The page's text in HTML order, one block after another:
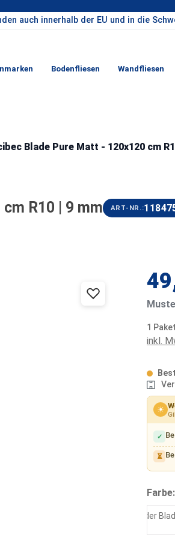
auch innerhalb der EU und in die
Bodenfliesen Wandfliesen
Blade Pure Matt - 120x120 cm
R10 | 9 mm ART-NR.:
1
inkl.
☀
✓
⏳
Farbe: